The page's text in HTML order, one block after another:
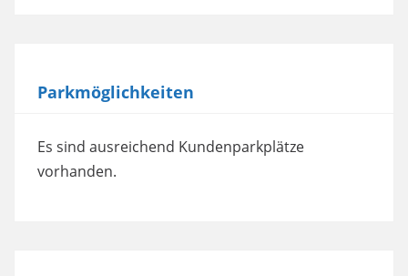
powered byUsercentrics Consent
Management Platform
Parkmöglichkeiten
Es sind ausreichend Kundenparkplätze
vorhanden.